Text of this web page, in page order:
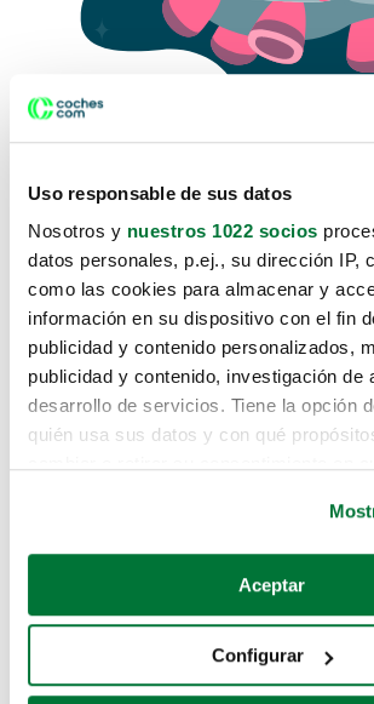
Uso responsable de sus datos
Nosotros y nuestros 1022 socios
datos personales, p.ej., su dirección IP,
como las cookies para almacenar y
información en su dispositivo con el fin
publicidad y contenido personalizados,
publicidad y contenido, investigación de
desarrollo de servicios. Tiene la opción
quién usa sus datos y con qué
Si lo permite, también quisiéramos:
Recopilar información sobre su
Identificar su dispositivo
Aceptar
Configurar
Lo sentimos, no
te hemos traido hasta
Pero puedes encontrar el coche que
buscando en alguno de estos
Coches de segunda mano
Coches de km0